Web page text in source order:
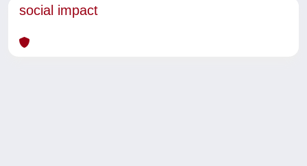
social impact